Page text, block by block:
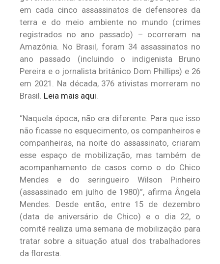
em cada cinco assassinatos de defensores da
terra e do meio ambiente no mundo (crimes
registrados no ano passado) – ocorreram na
Amazônia. No Brasil, foram 34 assassinatos no
ano passado (incluindo o indigenista Bruno
Pereira e o jornalista britânico Dom Phillips) e 26
em 2021. Na década, 376 ativistas morreram no
Brasil. Leia mais aqui.
“Naquela época, não era diferente. Para que isso
não ficasse no esquecimento, os companheiros e
companheiras, na noite do assassinato, criaram
esse espaço de mobilização, mas também de
acompanhamento de casos como o do Chico
Mendes e do seringueiro Wilson Pinheiro
(assassinado em julho de 1980)”, afirma Ângela
Mendes. Desde então, entre 15 de dezembro
(data de aniversário de Chico) e o dia 22, o
comitê realiza uma semana de mobilização para
tratar sobre a situação atual dos trabalhadores
da floresta.